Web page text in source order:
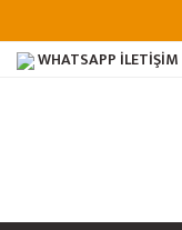
WHATSAPP İLETİŞİM